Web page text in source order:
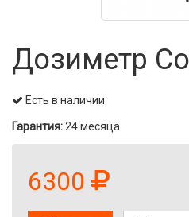
Дозиметр
Есть в наличии
Гарантия: 24 месяца
6300